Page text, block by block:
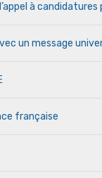
à candidatures
un message
française